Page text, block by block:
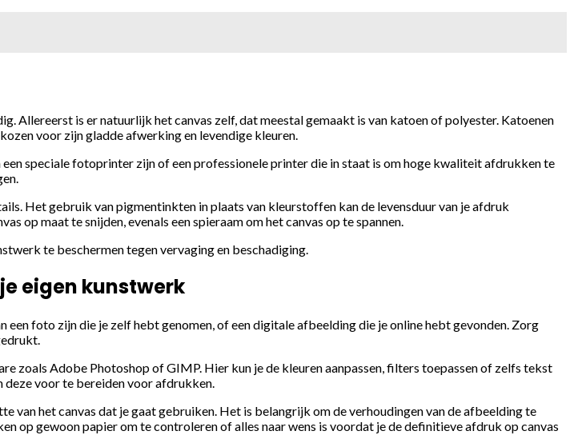
Allereerst is er natuurlijk het canvas zelf, dat meestal gemaakt is van katoen of polyester. Katoenen
voor zijn gladde afwerking en levendige kleuren.
speciale fotoprinter zijn of een professionele printer die in staat is om hoge kwaliteit afdrukken te
Het gebruik van pigmentinkten in plaats van kleurstoffen kan de levensduur van je afdruk
op maat te snijden, evenals een spieraam om het canvas op te spannen.
te beschermen tegen vervaging en beschadiging.
eigen kunstwerk
foto zijn die je zelf hebt genomen, of een digitale afbeelding die je online hebt gevonden. Zorg
zoals Adobe Photoshop of GIMP. Hier kun je de kleuren aanpassen, filters toepassen of zelfs tekst
deze voor te bereiden voor afdrukken.
het canvas dat je gaat gebruiken. Het is belangrijk om de verhoudingen van de afbeelding te
op gewoon papier om te controleren of alles naar wens is voordat je de definitieve afdruk op canvas